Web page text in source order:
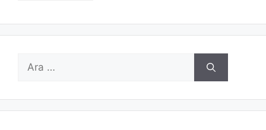
için